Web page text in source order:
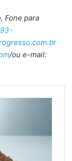
Fone para
/ou e-mail: